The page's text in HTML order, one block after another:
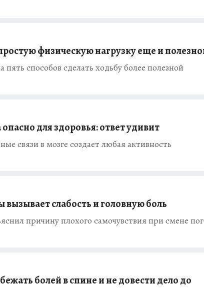
физическую нагрузку еще и
способов сделать ходьбу более полезной
для здоровья: ответ удивит
связи в мозге создает любая активность
слабость и головную боль
причину плохого самочувствия при смене
болей в спине и не довести дело до